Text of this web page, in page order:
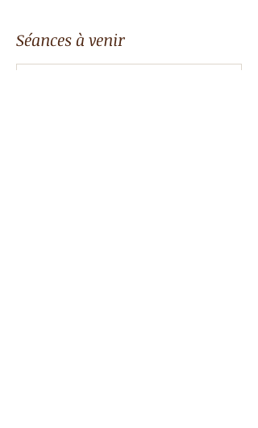
Séances à venir